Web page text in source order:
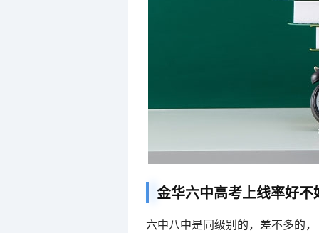
金华六中高考上线率好不
六中八中是同级别的，差不多的